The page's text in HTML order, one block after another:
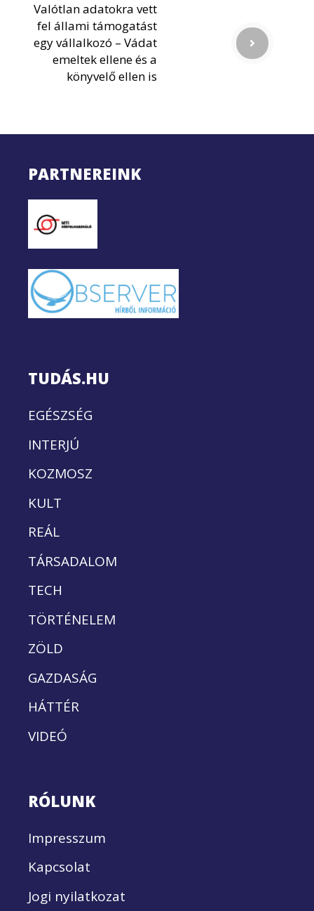
Valótlan adatokra vett
fel állami támogatást
egy vállalkozó – Vádat
emeltek ellene és a
könyvelő ellen is
PARTNEREINK
TUDÁS.HU
EGÉSZSÉG
INTERJÚ
KOZMOSZ
KULT
REÁL
TÁRSADALOM
TECH
TÖRTÉNELEM
ZÖLD
GAZDASÁG
HÁTTÉR
VIDEÓ
RÓLUNK
Impresszum
Kapcsolat
Jogi nyilatkozat